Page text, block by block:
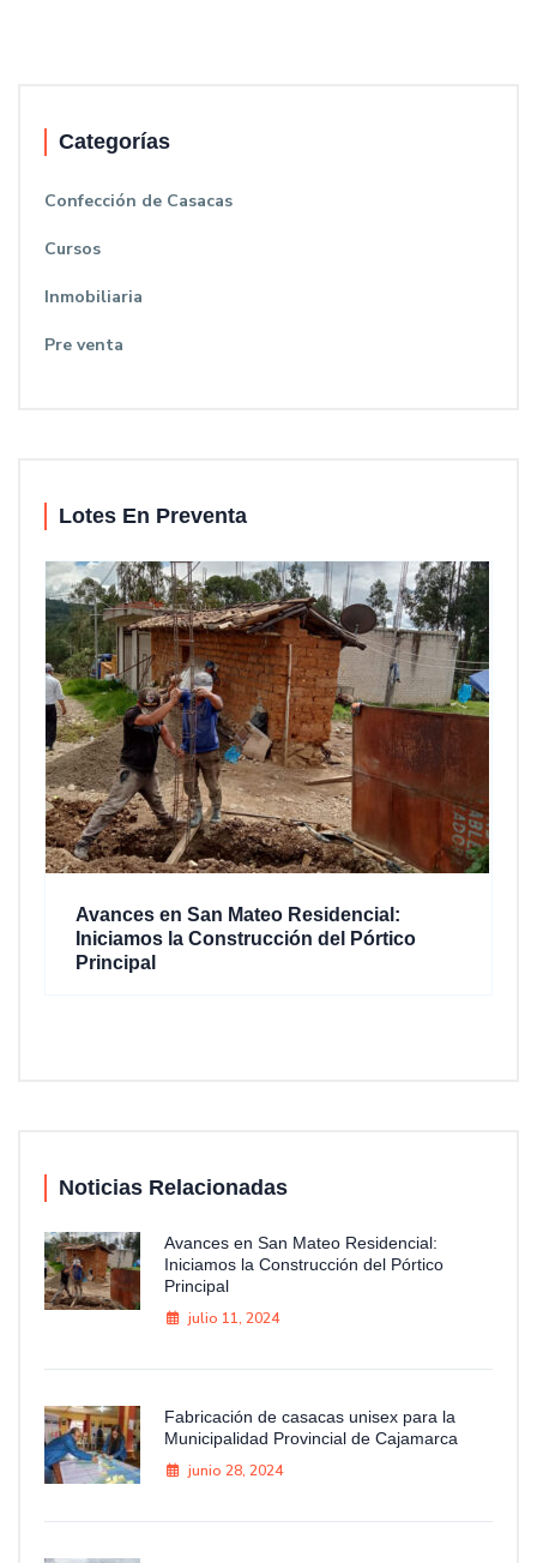
Categorías
Confección de Casacas
Cursos
Inmobiliaria
Pre venta
Lotes En Preventa
Avances en San Mateo Residencial:
Iniciamos la Construcción del Pórtico
Principal
Noticias Relacionadas
Avances en San Mateo Residencial:
Iniciamos la Construcción del Pórtico
Principal
julio 11, 2024
Fabricación de casacas unisex para la
Municipalidad Provincial de Cajamarca
junio 28, 2024